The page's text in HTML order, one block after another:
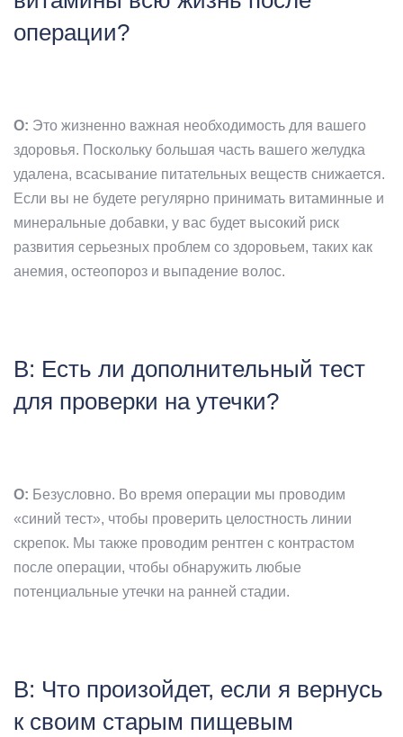
операции?
О: Это жизненно важная необходимость для вашего
здоровья. Поскольку большая часть вашего желудка
удалена, всасывание питательных веществ снижается.
Если вы не будете регулярно принимать витаминные и
минеральные добавки, у вас будет высокий риск
развития серьезных проблем со здоровьем, таких как
анемия, остеопороз и выпадение волос.
В: Есть ли дополнительный тест
для проверки на утечки?
О: Безусловно. Во время операции мы проводим
«синий тест», чтобы проверить целостность линии
скрепок. Мы также проводим рентген с контрастом
после операции, чтобы обнаружить любые
потенциальные утечки на ранней стадии.
В: Что произойдет, если я вернусь
к своим старым пищевым